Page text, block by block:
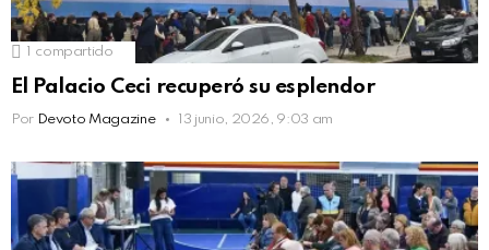
1 compartido
El Palacio Ceci recuperó su esplendor
Por Devoto Magazine 13 junio, 2026, 9:03 am